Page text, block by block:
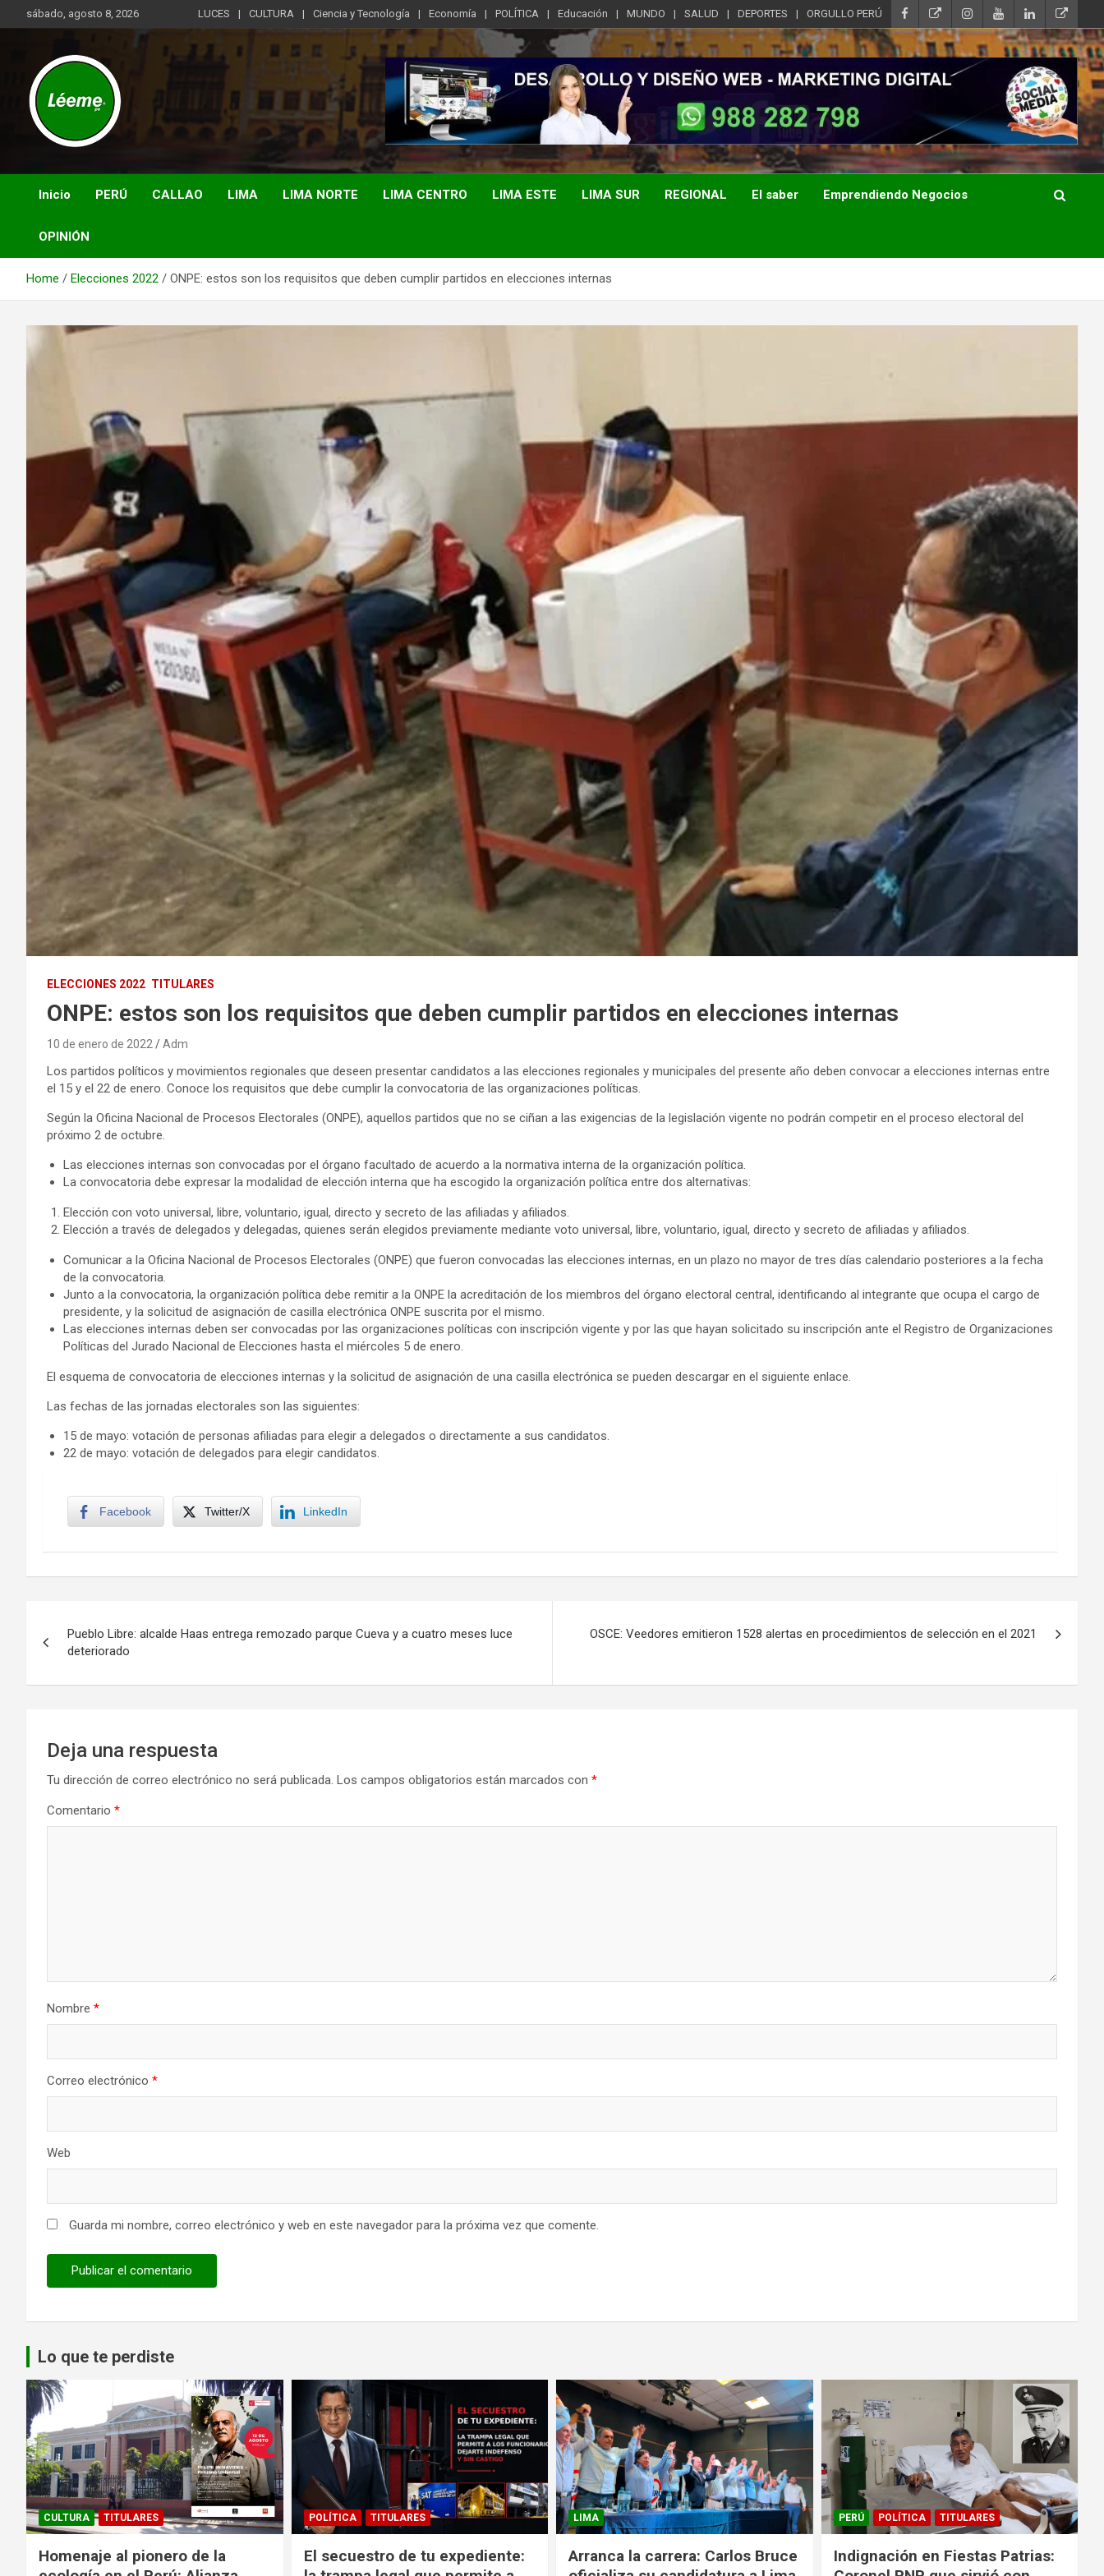
to
sábado, agosto 8, 2026 LUCES CULTURA Ciencia y Tecnología Economía POLÍTICA Educación MUNDO SALUD DEPORTES ORGULLO PERÚ
Léeme.pe
Noticias de actualidad del mundo distrital, vecinal, municipal y
de negocios a nivel de Lima Metropolitana, sin descuidar las
noticias de alcance nacional.
Inicio PERÚ CALLAO LIMA LIMA NORTE LIMA CENTRO LIMA ESTE LIMA SUR REGIONAL El saber Emprendiendo Negocios
OPINIÓN
Home Elecciones 2022 ONPE: estos son los requisitos que deben cumplir partidos en elecciones internas
ELECCIONES 2022 TITULARES
ONPE: estos son los requisitos que deben cumplir partidos en elecciones internas
10 de enero de 2022 Adm
Los partidos políticos y movimientos regionales que deseen presentar candidatos a las elecciones regionales y municipales del presente año deben convocar a elecciones internas entre
el 15 y el 22 de enero. Conoce los requisitos que debe cumplir la convocatoria de las organizaciones políticas.
Según la Oficina Nacional de Procesos Electorales (ONPE), aquellos partidos que no se ciñan a las exigencias de la legislación vigente no podrán competir en el proceso electoral del
próximo 2 de octubre.
Las elecciones internas son convocadas por el órgano facultado de acuerdo a la normativa interna de la organización política.
La convocatoria debe expresar la modalidad de elección interna que ha escogido la organización política entre dos alternativas:
Elección con voto universal, libre, voluntario, igual, directo y secreto de las afiliadas y afiliados.
Elección a través de delegados y delegadas, quienes serán elegidos previamente mediante voto universal, libre, voluntario, igual, directo y secreto de afiliadas y afiliados.
Comunicar a la Oficina Nacional de Procesos Electorales (ONPE) que fueron convocadas las elecciones internas, en un plazo no mayor de tres días calendario posteriores a la fecha
de la convocatoria.
Junto a la convocatoria, la organización política debe remitir a la ONPE la acreditación de los miembros del órgano electoral central, identificando al integrante que ocupa el cargo de
presidente, y la solicitud de asignación de casilla electrónica ONPE suscrita por el mismo.
Las elecciones internas deben ser convocadas por las organizaciones políticas con inscripción vigente y por las que hayan solicitado su inscripción ante el Registro de Organizaciones
Políticas del Jurado Nacional de Elecciones hasta el miércoles 5 de enero.
El esquema de convocatoria de elecciones internas y la solicitud de asignación de una casilla electrónica se pueden descargar en el siguiente enlace.
Las fechas de las jornadas electorales son las siguientes:
15 de mayo: votación de personas afiliadas para elegir a delegados o directamente a sus candidatos.
22 de mayo: votación de delegados para elegir candidatos.
Facebook Twitter/X LinkedIn
de
entradas
Pueblo Libre: alcalde Haas entrega remozado parque Cueva y a cuatro meses luce
deteriorado
OSCE: Veedores emitieron 1528 alertas en procedimientos de selección en el 2021
Deja una respuesta
Tu dirección de correo electrónico no será publicada. Los campos obligatorios están marcados con *
Comentario *
Nombre *
Correo electrónico *
Web
Guarda mi nombre, correo electrónico y web en este navegador para la próxima vez que comente.
Lo que te perdiste
CULTURA TITULARES
Homenaje al pionero de la
POLÍTICA TITULARES
El secuestro de tu expediente:
LIMA
Arranca la carrera: Carlos Bruce
PERÚ POLÍTICA TITULARES
Indignación en Fiestas Patrias: